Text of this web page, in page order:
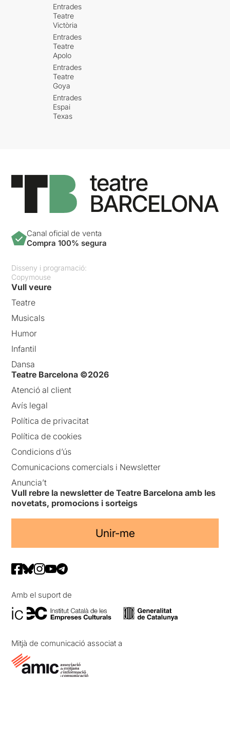
Entrades
Teatre
Victòria
Entrades
Teatre
Apolo
Entrades
Teatre
Goya
Entrades
Espai
Texas
Canal oficial de venta
Compra 100% segura
Disseny i programació:
Copymouse
Vull veure
Teatre
Musicals
Humor
Infantil
Dansa
Teatre Barcelona ©2026
Atenció al client
Avís legal
Política de privacitat
Política de cookies
Condicions d’ús
Comunicacions comercials i Newsletter
Anuncia’t
Vull rebre la newsletter de Teatre Barcelona amb les
novetats, promocions i sorteigs
Unir-me
Amb el suport de
Mitjà de comunicació associat a